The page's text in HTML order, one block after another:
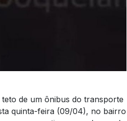
de um ônibus do transporte
quinta-feira (09/04), no bairro